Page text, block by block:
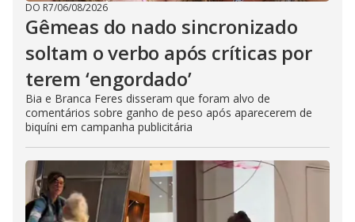
DO R7/06/08/2026
Gêmeas do nado sincronizado
soltam o verbo após críticas por
terem ‘engordado’
Bia e Branca Feres disseram que foram alvo de
comentários sobre ganho de peso após aparecerem de
biquíni em campanha publicitária